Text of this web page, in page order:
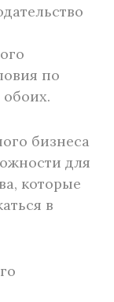
по
бизнеса
для
которые
в